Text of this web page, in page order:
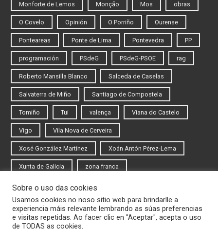
Monforte de Lemos Monção Mos obras
O Covelo Opinión O Porriño Ourense
Ponteareas Ponte de Lima Pontevedra PP
programación PSdeG PSdeG-PSOE rag
Roberto Mansilla Blanco Salceda de Caselas
Salvaterra de Miño Santiago de Compostela
Tomiño Tui valença Viana do Castelo
Vigo Vila Nova de Cerveira
Xosé González Martínez Xoán Antón Pérez-Lema
Xunta de Galicia zona franca
Iniciar sesión
Rexistrarse
Sobre o uso das cookies
Usamos cookies no noso sitio web para brindarlle a
experiencia máis relevante lembrando as súas preferencias
e visitas repetidas. Ao facer clic en "Aceptar", acepta o uso
de TODAS as cookies.